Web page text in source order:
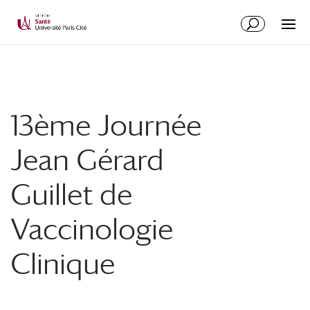
13ème Journée
Jean Gérard
Guillet de
Vaccinologie
Clinique